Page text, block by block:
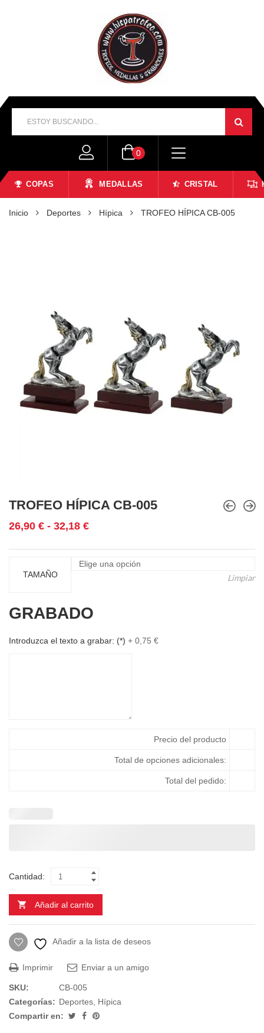
0
COPAS MEDALLAS CRISTAL
Inicio Deportes Hípica TROFEO HÍPICA CB-005
TROFEO HÍPICA CB-005
26,90 € - 32,18 €Rango
desde
32,18 €
TAMAÑO Limpiar
GRABADO
Introduzca el texto a grabar: (*) + 0,75 €
Precio del producto
Total de opciones adicionales:
Total del pedido:
Cantidad:
Añadir al carrito
Añadir a la lista de deseos
Imprimir Enviar a un amigo
SKU:
CB-005
Categorías: Deportes, Hípica
Compartir en: